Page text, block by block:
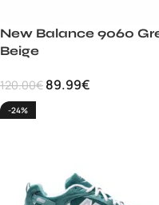
New Balance 9060
Beige
120.00€ 89.99€
-24%